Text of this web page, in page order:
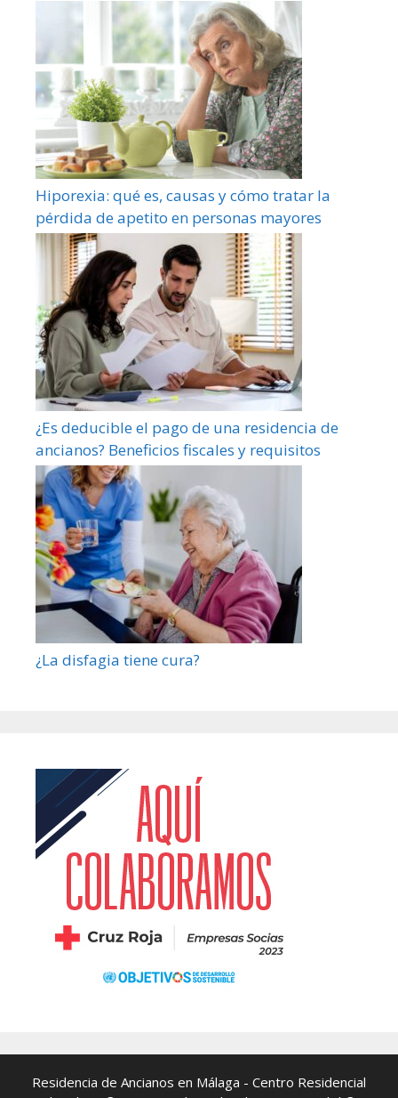
Hiporexia: qué es, causas y cómo tratar la
pérdida de apetito en personas mayores
¿Es deducible el pago de una residencia de
ancianos? Beneficios fiscales y requisitos
¿La disfagia tiene cura?
Residencia de Ancianos en Málaga - Centro Residencial